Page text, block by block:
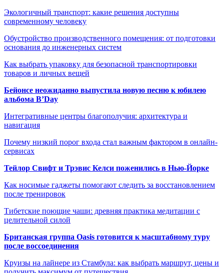
Экологичный транспорт: какие решения доступны
современному человеку
Обустройство производственного помещения: от подготовки
основания до инженерных систем
Как выбрать упаковку для безопасной транспортировки
товаров и личных вещей
Бейонсе неожиданно выпустила новую песню к юбилею
альбома B’Day
Интегративные центры благополучия: архитектура и
навигация
Почему низкий порог входа стал важным фактором в онлайн-
сервисах
Тейлор Свифт и Трэвис Келси поженились в Нью-Йорке
Как носимые гаджеты помогают следить за восстановлением
после тренировок
Тибетские поющие чаши: древняя практика медитации с
целительной силой
Британская группа Oasis готовится к масштабному туру
после воссоединения
Круизы на лайнере из Стамбула: как выбрать маршрут, цены и